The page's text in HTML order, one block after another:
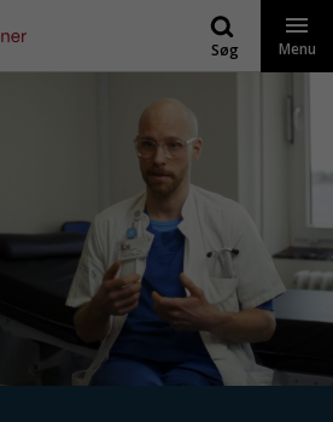
Søg Menu